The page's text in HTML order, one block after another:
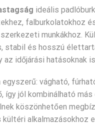
ideális
falburkolatokhoz
munkákhoz.
stabil és hosszú
az időjárási hatásoknak
egyszerű: vágható,
így jól kombinálható más
köszönhetően
alkalmazásokhoz